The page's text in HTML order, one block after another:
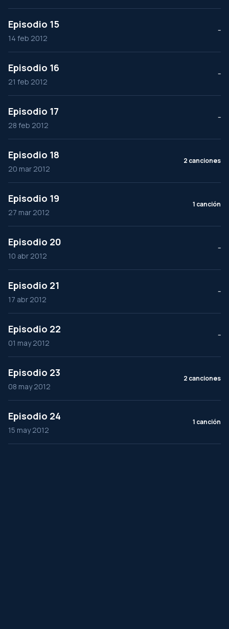
Episodio 15
14 feb 2012
--
Episodio 16
21 feb 2012
--
Episodio 17
28 feb 2012
--
Episodio 18
20 mar 2012
2 canciones
Episodio 19
27 mar 2012
1 canción
Episodio 20
10 abr 2012
--
Episodio 21
17 abr 2012
--
Episodio 22
01 may 2012
--
Episodio 23
08 may 2012
2 canciones
Episodio 24
15 may 2012
1 canción